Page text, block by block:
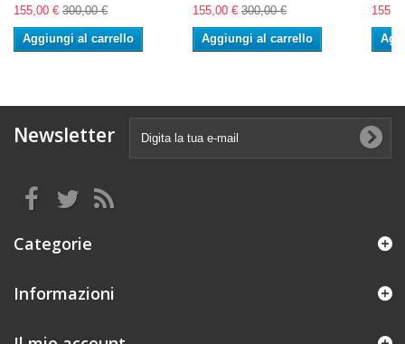
155,00 € 300,00 €
Aggiungi al carrello
155,00 € 300,00 €
Aggiungi al carrello
Newsletter
Categorie
Informazioni